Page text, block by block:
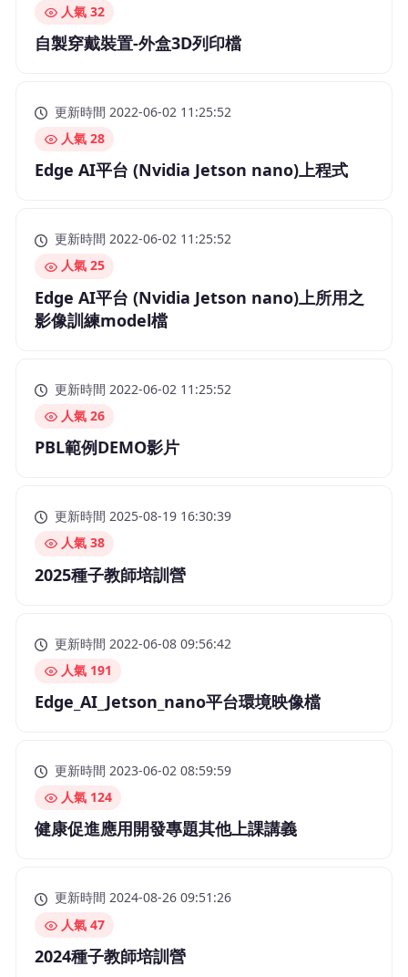
人氣 32
自製穿戴裝置-外盒3D列印檔
更新時間 2022-06-02 11:25:52
人氣 28
Edge AI平台 (Nvidia Jetson nano)上程式
更新時間 2022-06-02 11:25:52
人氣 25
Edge AI平台 (Nvidia Jetson nano)上所用之
影像訓練model檔
更新時間 2022-06-02 11:25:52
人氣 26
PBL範例DEMO影片
更新時間 2025-08-19 16:30:39
人氣 38
2025種子教師培訓營
更新時間 2022-06-08 09:56:42
人氣 191
Edge_AI_Jetson_nano平台環境映像檔
更新時間 2023-06-02 08:59:59
人氣 124
健康促進應用開發專題其他上課講義
更新時間 2024-08-26 09:51:26
人氣 47
2024種子教師培訓營